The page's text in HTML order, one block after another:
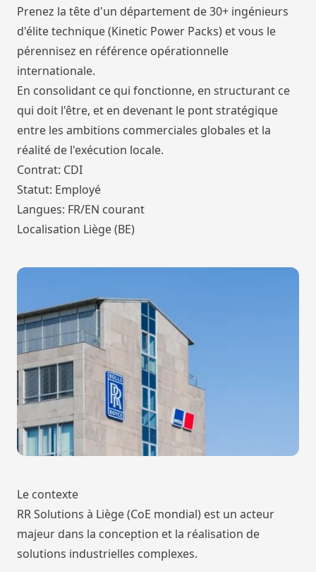
Prenez la tête d'un département de 30+ ingénieurs
d'élite technique (Kinetic Power Packs) et vous le
pérennisez en référence opérationnelle
internationale.
En consolidant ce qui fonctionne, en structurant ce
qui doit l'être, et en devenant le pont stratégique
entre les ambitions commerciales globales et la
réalité de l'exécution locale.
Contrat: CDI
Statut: Employé
Langues: FR/EN courant
Localisation Liège (BE)
Le contexte
RR Solutions à Liège (CoE mondial) est un acteur
majeur dans la conception et la réalisation de
solutions industrielles complexes.